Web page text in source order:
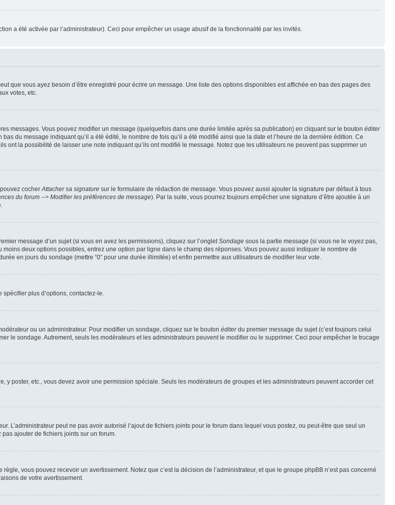
a été activée par l’administrateur). Ceci pour empêcher un usage abusif de la fonctionnalité par les invités.
que vous ayez besoin d’être enregistré pour écrire un message. Une liste des options disponibles est affichée en bas des pages des
votes, etc.
messages. Vous pouvez modifier un message (quelquefois dans une durée limitée après sa publication) en cliquant sur le bouton éditer
du message indiquant qu’il a été édité, le nombre de fois qu’il a été modifié ainsi que la date et l’heure de la dernière édition. Ce
ont la possibilité de laisser une note indiquant qu’ils ont modifié le message. Notez que les utilisateurs ne peuvent pas supprimer un
pouvez cocherAttacher sa signature sur le formulaire de rédaction de message. Vous pouvez aussi ajouter la signature par défaut à tous
du forum --> Modifier les préférences de message). Par la suite, vous pourrez toujours empêcher une signature d’être ajoutée à un
message d’un sujet (si vous en avez les permissions), cliquez sur l’ongletSondage sous la partie message (si vous ne le voyez pas,
deux options possibles, entrez une option par ligne dans le champ des réponses. Vous pouvez aussi indiquer le nombre de
en jours du sondage (mettre “0” pour une durée illimitée) et enfin permettre aux utilisateurs de modifier leur vote.
spécifier plus d’options, contactez-le.
ou un administrateur. Pour modifier un sondage, cliquez sur le bouton éditerdu premier message du sujet (c’est toujours celui
le sondage. Autrement, seuls les modérateurs et les administrateurs peuvent le modifier ou le supprimer. Ceci pour empêcher le trucage
poster, etc., vous devez avoir une permission spéciale. Seuls les modérateurs de groupes et les administrateurs peuvent accorder cet
L’administrateur peut ne pas avoir autorisé l’ajout de fichiers joints pour le forum dans lequel vous postez, ou peut-être que seul un
ajouter de fichiers joints sur un forum.
vous pouvez recevoir un avertissement. Notez que c’est la décision de l’administrateur, et que le groupe phpBB n’est pas concerné
de votre avertissement.